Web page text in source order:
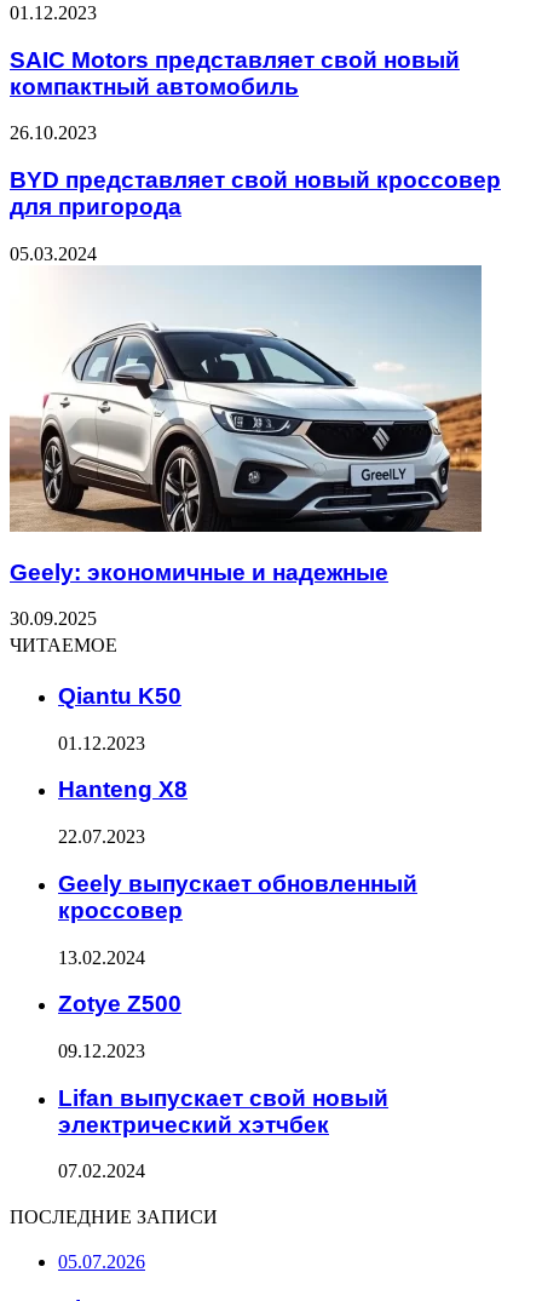
01.12.2023
SAIC Motors представляет свой новый
компактный автомобиль
26.10.2023
BYD представляет свой новый кроссовер
для пригорода
05.03.2024
Geely: экономичные и надежные
30.09.2025
ЧИТАЕМОЕ
Qiantu K50
01.12.2023
Hanteng X8
22.07.2023
Geely выпускает обновленный
кроссовер
13.02.2024
Zotye Z500
09.12.2023
Lifan выпускает свой новый
электрический хэтчбек
07.02.2024
ПОСЛЕДНИЕ ЗАПИСИ
05.07.2026